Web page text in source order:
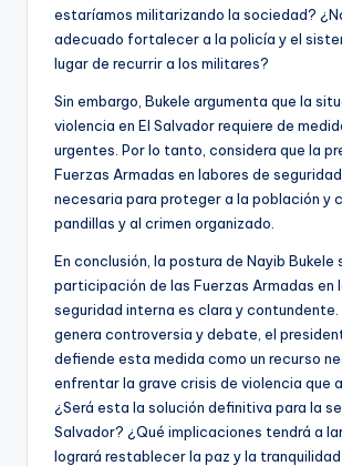
estaríamos militarizando la sociedad?
adecuado fortalecer a la policía y el
lugar de recurrir a los militares?
Sin embargo, Bukele argumenta que la
violencia en El Salvador requiere de
urgentes. Por lo tanto, considera que la
Fuerzas Armadas en labores de
necesaria para proteger a la población y
pandillas y al crimen organizado.
En conclusión, la postura de Nayib Bukele
participación de las Fuerzas Armadas en
seguridad interna es clara y contundente.
genera controversia y debate, el
defiende esta medida como un recurso
enfrentar la grave crisis de violencia que
¿Será esta la solución definitiva para la
Salvador? ¿Qué implicaciones tendrá a
logrará restablecer la paz y la